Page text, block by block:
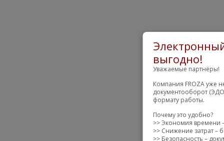
выгодно!
Уважаемые партнёры!
Компания FROZA уже
документооборот
формату работы.
Почему это удобно?
>> Экономия времени
>> Снижение затрат –
>> Безопасность –